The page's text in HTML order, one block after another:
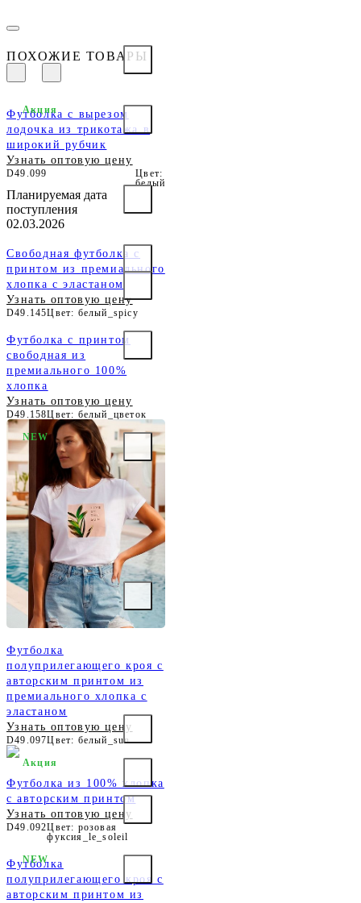
ПОХОЖИЕ ТОВАРЫ
Футболка с вырезом
лодочка из трикотажа в
широкий рубчик
Планируемая дата
поступления
02.03.2026
Узнать оптовую цену
D49.099
Цвет:
белый
Акция
Свободная футболка с
принтом из премиального
хлопка с эластаном
Узнать оптовую цену
D49.145Цвет: белый_spicy
Футболка с принтом
свободная из
премиального 100%
хлопка
Узнать оптовую цену
D49.158Цвет: белый_цветок
Футболка
полуприлегающего кроя с
авторским принтом из
премиального хлопка с
эластаном
Узнать оптовую цену
D49.097Цвет: белый_sun
NEW
Футболка из 100% хлопка
с авторским принтом
Узнать оптовую цену
D49.092Цвет: розовая
фуксия_le_soleil
Акция
Футболка
полуприлегающего кроя с
авторским принтом из
NEW